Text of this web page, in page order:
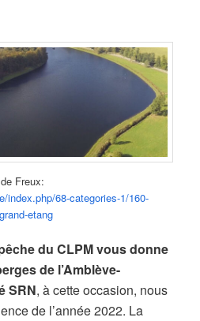
Freux:
index.php/68-categories-1/160-
etang
du CLPMvous donne
de l’Amblève-
SRN, à cette occasion, nous
de l’année 2022. La